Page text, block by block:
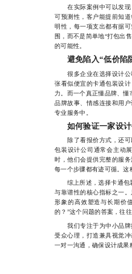
在实际案例中可以发现
可预测性，客户能提前知
明性，每一项支出都有据
围，而不是简单地“打包出
的可能性。
避免陷入“低价陷
很多企业在选择设计公
张看似便宜的卡通包装设
力。而一个真正懂品牌、
品牌故事、情感连接和用
专业服务中。
如何验证一家设
除了看报价方式，还可
包装设计公司通常会主动
时，他们会提供完整的服
每一个步骤都有迹可循。
综上所述，选择卡通包装
与靠谱性的核心指标之一
形象的高效塑造与长期价
的？”这个问题的答案，往
我们专注于为中小品牌
受众心理，打造兼具视觉
一对一沟通，确保设计成果